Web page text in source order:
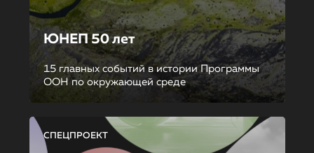
ЮНЕП 50 лет
15 главных событий в истории Программы
ООН по окружающей среде
СПЕЦПРОЕКТ